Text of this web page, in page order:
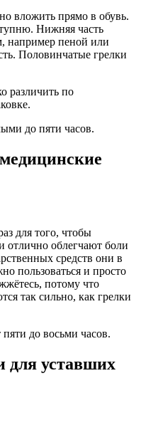
вложить прямо в обувь.
Нижняя часть
например пеной или
Половинчатые грелки
различить по
до пяти часов.
для того, чтобы
отлично облегчают боли
средств они в
пользоваться и просто
потому что
так сильно, как грелки
до восьми часов.
для уставших